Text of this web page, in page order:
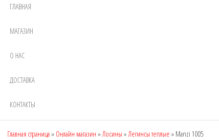
ГЛАВНАЯ
МАГАЗИН
О НАС
ДОСТАВКА
КОНТАКТЫ
Главная страница » Онлайн магазин »Лосины »Легинсы теплые » Manzi 1005